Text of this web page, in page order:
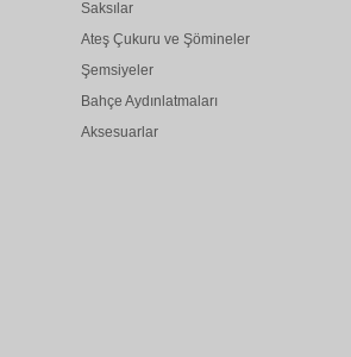
Saksılar
Ateş Çukuru ve Şömineler
Şemsiyeler
Bahçe Aydınlatmaları
Aksesuarlar